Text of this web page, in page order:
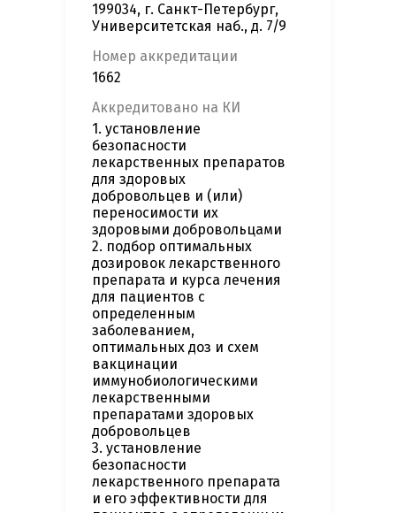
199034, г. Санкт-Петербург,
Университетская наб., д. 7/9
Номер аккредитации
1662
Аккредитовано на КИ
1. установление
безопасности
лекарственных препаратов
для здоровых
добровольцев и (или)
переносимости их
здоровыми добровольцами
2. подбор оптимальных
дозировок лекарственного
препарата и курса лечения
для пациентов с
определенным
заболеванием,
оптимальных доз и схем
вакцинации
иммунобиологическими
лекарственными
препаратами здоровых
добровольцев
3. установление
безопасности
лекарственного препарата
и его эффективности для